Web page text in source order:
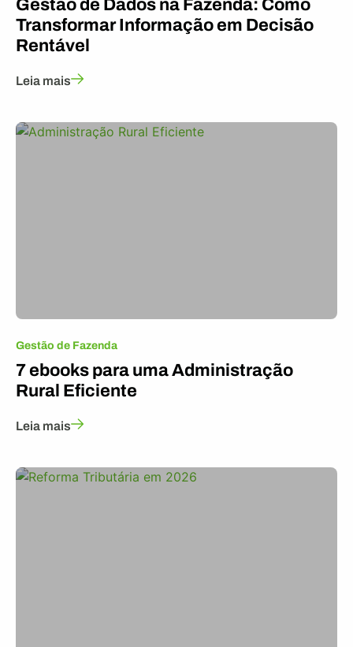
Gestão de Dados na Fazenda: Como
Transformar Informação em Decisão
Rentável
Leia mais
Gestão de Fazenda
7 ebooks para uma Administração
Rural Eficiente
Leia mais